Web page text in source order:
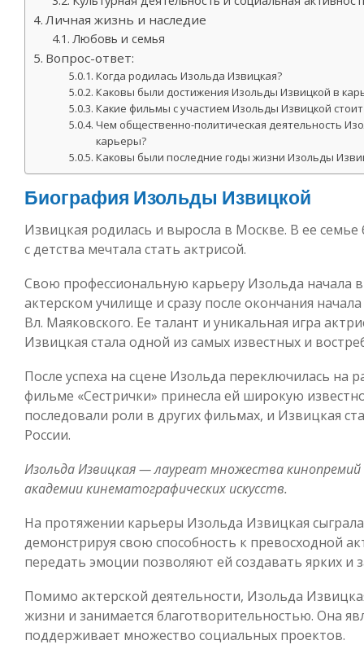
Личная жизнь и наследие
Любовь и семья
Вопрос-ответ:
Когда родилась Изольда Извицкая?
Каковы были достижения Изольды Извицкой в
Какие фильмы с участием Изольды Извицкой
Чем общественно-политическая деятельность
карьеры?
Каковы были последние годы жизни Изольды
Биография Изольды Извицкой
Извицкая родилась и выросла в Москве. В ее
с детства мечтала стать актрисой.
Свою профессиональную карьеру Изольда начала
актерском училище и сразу после окончания
Вл. Маяковского. Ее талант и уникальная игра
Извицкая стала одной из самых известных и
После успеха на сцене Изольда переключилась на
фильме «Сестрички» принесла ей широкую
последовали роли в других фильмах, и Извицкая
России.
Изольда Извицкая — лауреат множества
академии кинематографических искусств.
На протяжении карьеры Изольда Извицкая
демонстрируя свою способность к превосходной
передать эмоции позволяют ей создавать ярких
Помимо актерской деятельности, Изольда
жизни и занимается благотворительностью. Она
поддерживает множество социальных проектов.